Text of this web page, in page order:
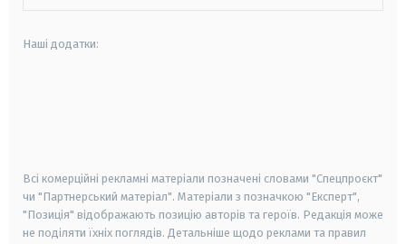
Наші додатки:
Всі комерційні рекламні матеріали позначені словами "Спецпроєкт"
чи "Партнерський матеріал". Матеріали з позначкою "Експерт",
"Позиція" відображають позицію авторів та героїв. Редакція може
не поділяти їхніх поглядів. Детальніше щодо реклами та правил